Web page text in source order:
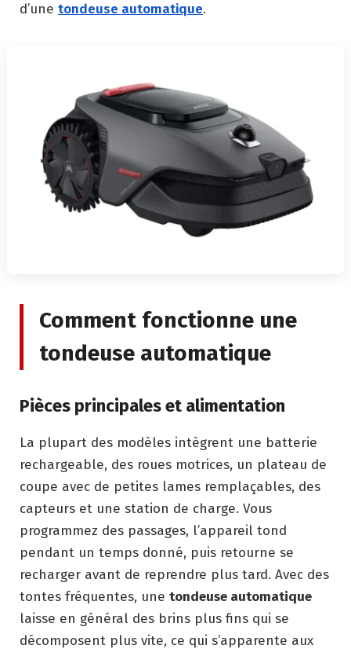
d’une tondeuse automatique.
Comment fonctionne une
tondeuse automatique
Pièces principales et alimentation
La plupart des modèles intègrent une batterie
rechargeable, des roues motrices, un plateau de
coupe avec de petites lames remplaçables, des
capteurs et une station de charge. Vous
programmez des passages, l’appareil tond
pendant un temps donné, puis retourne se
recharger avant de reprendre plus tard. Avec des
tontes fréquentes, une tondeuse automatique
laisse en général des brins plus fins qui se
décomposent plus vite, ce qui s’apparente aux